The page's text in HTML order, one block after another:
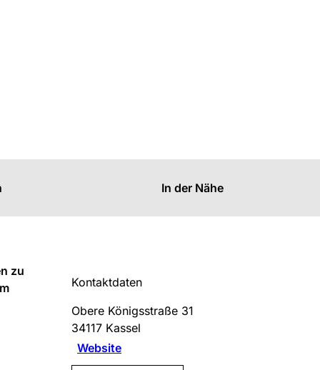
In der Nähe
zu
Kontaktdaten
Obere Königsstraße 31
34117 Kassel
Website